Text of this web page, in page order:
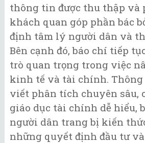
thông tin được thu thập và
khách quan góp phần bác
định tâm lý người dân và
Bên cạnh đó, báo chí tiếp
trò quan trọng trong việc
kinh tế và tài chính. Thông
viết phân tích chuyên sâu,
giáo dục tài chính dễ hiểu,
người dân trang bị kiến
những quyết định đầu tư